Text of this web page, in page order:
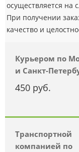
осуществляется на
При получении
качество и
Курьером по
и Санкт-
450 руб.
Транспортной
компанией по